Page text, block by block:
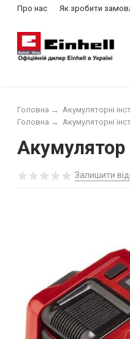
Про нас Як зробити
Головна →
Акумуляторні
Акумуляторні
Головна →
Акумулятор
Залишити